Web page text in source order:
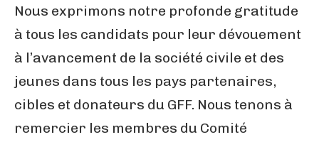
Nous exprimons notre profonde gratitude
à tous les candidats pour leur dévouement
à l’avancement de la société civile et des
jeunes dans tous les pays partenaires,
cibles et donateurs du GFF. Nous tenons à
remercier les membres du Comité